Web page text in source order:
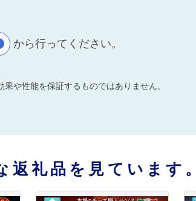
から行ってください。
や性能を保証するものではありません。
礼品を見ています。